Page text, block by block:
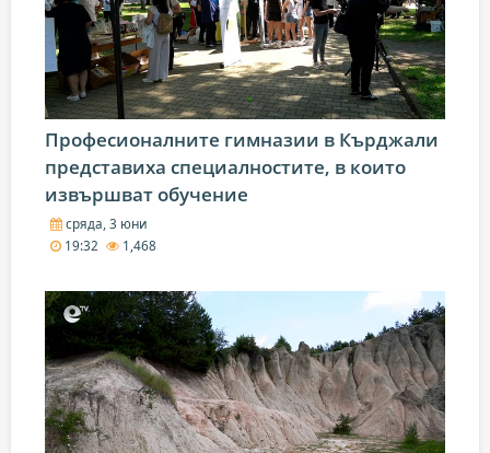
Професионалните гимназии в Кърджали
представиха специалностите, в които
извършват обучение
сряда, 3 юни
19:32
1,468